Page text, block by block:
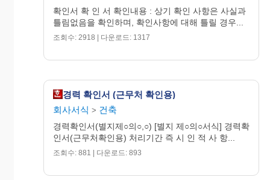
확인서 확 인 서 확인내용 : 상기 확인 사항은 사실과
틀림없음을 확인하며, 확인사항에 대해 틀릴 경우...
조회수: 2918 | 다운로드: 1317
경력 확인서 (근무처 확인용)
회사서식 > 건축
경력확인서(별지제○의○,○) [별지 제○의○서식] 경력확
인서(근무처확인용) 처리기간 즉 시 인 적 사 항...
조회수: 881 | 다운로드: 893